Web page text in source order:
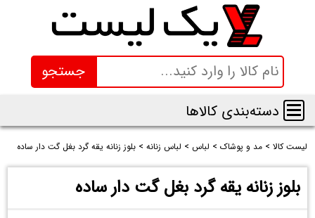
جستجو
دسته‌بندی کالاها
لیست کالا >مد و پوشاک > لباس > لباس زنانه >بلوز زنانه یقه گرد بغل گت دار ساده
بلوز زنانه یقه گرد بغل گت دار ساده